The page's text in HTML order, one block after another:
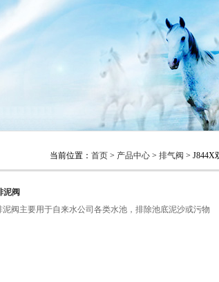
当前位置： 首页 > 产品中心 > 排气阀 > J844X
泥阀
阀主要用于自来水公司各类水池，排除池底泥沙或污物